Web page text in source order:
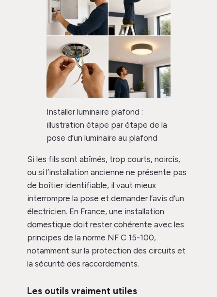
Installer luminaire plafond :
illustration étape par étape de la
pose d’un luminaire au plafond
Si les fils sont abîmés, trop courts, noircis,
ou si l’installation ancienne ne présente pas
de boîtier identifiable, il vaut mieux
interrompre la pose et demander l’avis d’un
électricien. En France, une installation
domestique doit rester cohérente avec les
principes de la norme NF C 15-100,
notamment sur la protection des circuits et
la sécurité des raccordements.
Les outils vraiment utiles